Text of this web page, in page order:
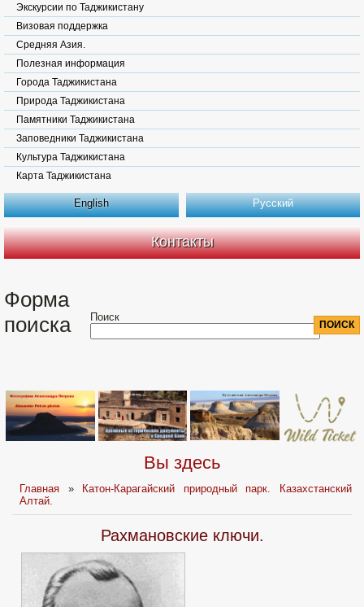
Экскурсии по Таджикистану
Визовая поддержка
Средняя Азия.
Полезная информация
Города Таджикистана
Природа Таджикистана
Памятники Таджикистана
Заповедники Таджикистана
Культура Таджикистана
Карта Таджикистана
English Русский
Контакты
Форма
поиска
Поиск
Вы здесь
Главная »
Катон-Карагайский природный парк. Казахстанский
Алтай.
Рахмановские ключи.